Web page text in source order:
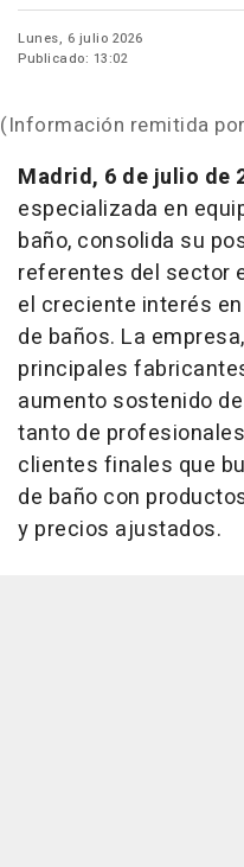
Lunes, 6 julio 2026
Publicado: 13:02
(Información remitida
Madrid, 6 de julio de
especializada en
baño, consolida su
referentes del sector
el creciente interés
de baños. La
principales
aumento sostenido
tanto de
clientes finales que
de baño con
y precios ajustados.